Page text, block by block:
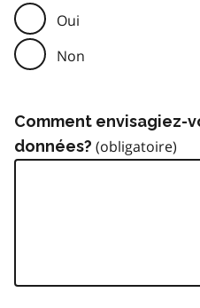
Oui
Non
Comment envisagiez-
données?